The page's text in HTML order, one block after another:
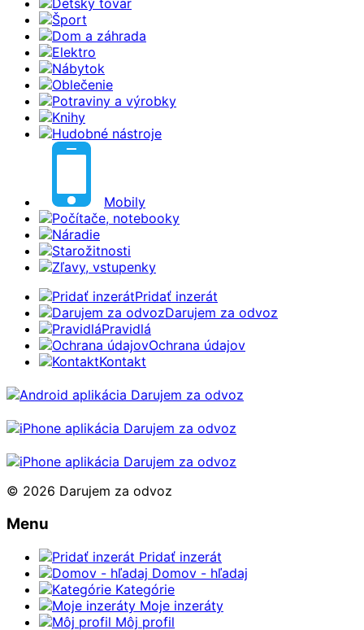
Detský tovar
Šport
Dom a záhrada
Elektro
Nábytok
Oblečenie
Potraviny a výrobky
Knihy
Hudobné nástroje
Mobily
Počítače, notebooky
Náradie
Starožitnosti
Zľavy, vstupenky
Pridať inzerát
Darujem za odvoz
Pravidlá
Ochrana údajov
Kontakt
© 2026 Darujem za odvoz
Menu
Pridať inzerát
Domov - hľadaj
Kategórie
Moje inzeráty
Môj profil